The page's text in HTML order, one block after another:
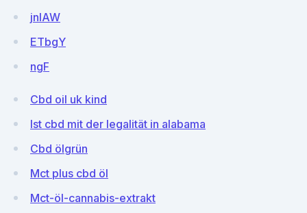
jnIAW
ETbgY
ngF
Cbd oil uk kind
Ist cbd mit der legalität in alabama
Cbd ölgrün
Mct plus cbd öl
Mct-öl-cannabis-extrakt